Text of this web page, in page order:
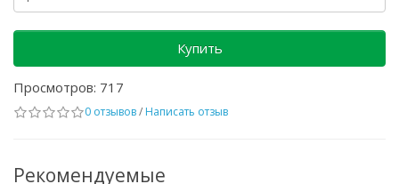
Купить
Просмотров: 717
0 отзывов/ Написать отзыв
Рекомендуемые